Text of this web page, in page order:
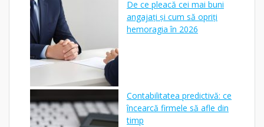
De ce pleacă cei mai buni
angajați și cum să opriți
hemoragia în 2026
Contabilitatea predictivă: ce
încearcă firmele să afle din
timp